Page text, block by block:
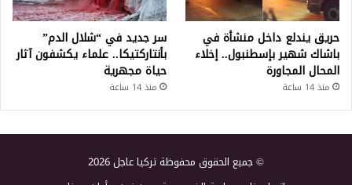
حريق يندلع داخل منشأة في
باشاك شهير بإسطنبول.. إخلاء
المحال المجاورة
منذ 14 ساعة
سر جديد في “شلال الدم”
بأنتاركتيكا.. علماء يكشفون آثار
حياة مجهرية
منذ 14 ساعة
© جميع الحقوق محفوظة تركيا عاجل 2026